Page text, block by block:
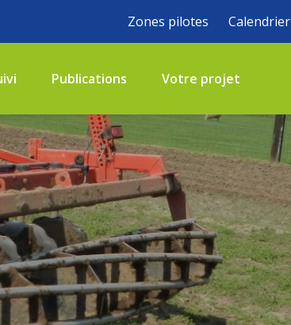
Zones pilotes Calendrier
Publications Votre projet